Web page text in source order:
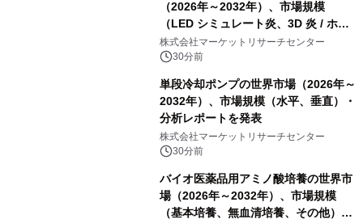
（2026年～2032年）、市場規模
（LED シミュレート炎、3D 炎 / ホロ
グラフィック効果、水ミスト炎）・分
析レポートを発表
株式会社マーケットリサーチセンター
30分前
単段冷却ポンプの世界市場（2026年～
2032年）、市場規模（水平、垂直）・
分析レポートを発表
株式会社マーケットリサーチセンター
30分前
バイオ医薬品用アミノ酸培養の世界市
場（2026年～2032年）、市場規模
（基本培養、無血清培養、その他）・